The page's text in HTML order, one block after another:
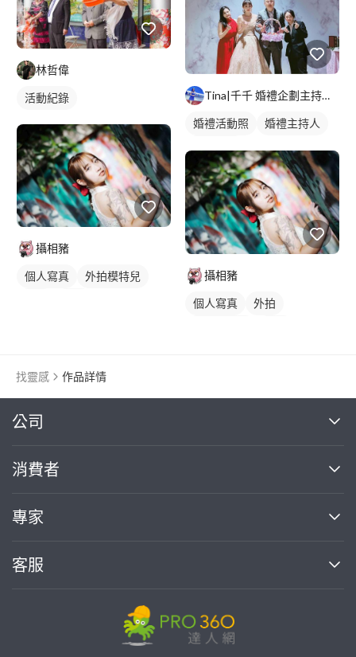
林哲偉
活動紀錄
攝相豬
個人寫真
外拍模特兒
Tina|千千 婚禮企劃主持｜婚禮顧問｜春酒尾牙
婚禮活動照
婚禮主持人
攝相豬
個人寫真
外拍
找靈感 作品詳情
公司
關於我們
部落格
加入我們
消費者
買服務
熱門服務
專家
案件中心
客服
繼續完成